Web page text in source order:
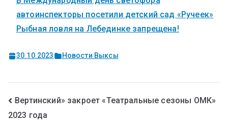
автоинспекторы посетили детский сад «Ручеек»
Рыбная ловля на Лебединке запрещена!
30.10.2023 Новости Выксы
Вертинский» закроет «Театральные сезоны ОМК»
2023 года